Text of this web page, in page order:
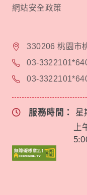
網站安全政策
330206 桃園市
03-
03-
服務時間： 星